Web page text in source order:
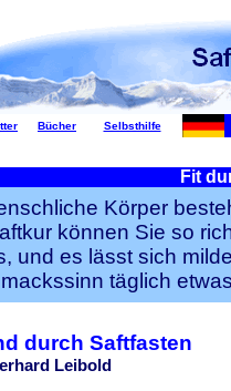
Bücher Selbsthilfe
Fit
Körper
können Sie so
und es lässt sich
täglich
durch Saftfasten
Leibold